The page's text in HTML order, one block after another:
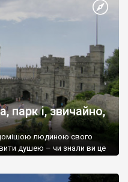
парк і, звичайно,
людиною свого
душею – чи знали ви це